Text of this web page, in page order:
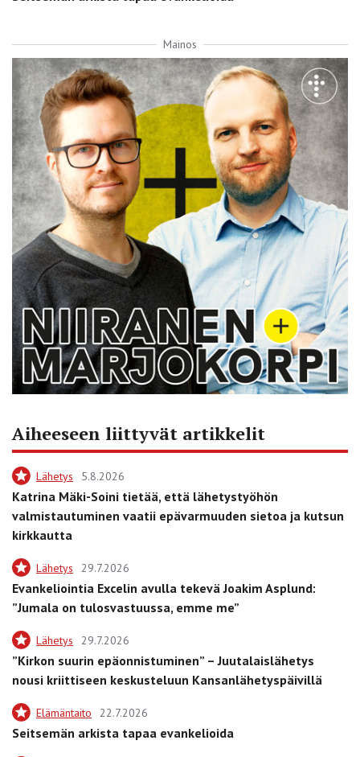
Mainos
Aiheeseen liittyvät artikkelit
Lähetys 5.8.2026
Katrina Mäki-Soini tietää, että lähetystyöhön
valmistautuminen vaatii epävarmuuden sietoa ja kutsun
kirkkautta
Lähetys 29.7.2026
Evankeliointia Excelin avulla tekevä Joakim Asplund:
”Jumala on tulosvastuussa, emme me”
Lähetys 29.7.2026
”Kirkon suurin epäonnistuminen” – Juutalaislähetys
nousi kriittiseen keskusteluun Kansanlähetyspäivillä
Elämäntaito 22.7.2026
Seitsemän arkista tapaa evankelioida